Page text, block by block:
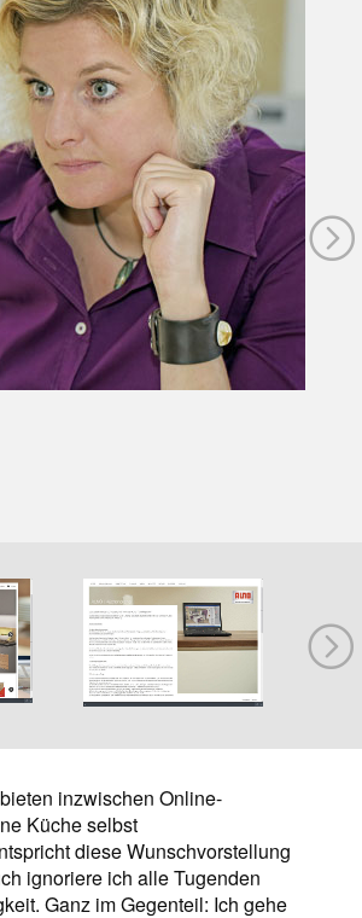
inzwischen Online-
Küche selbst
diese Wunschvorstellung
ignoriere ich alle Tugenden
Ganz im Gegenteil: Ich gehe